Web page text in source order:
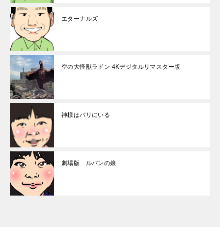
エターナルズ
空の大怪獣ラドン 4Kデジタルリマスター版
神様はバリにいる
劇場版 ルパンの娘